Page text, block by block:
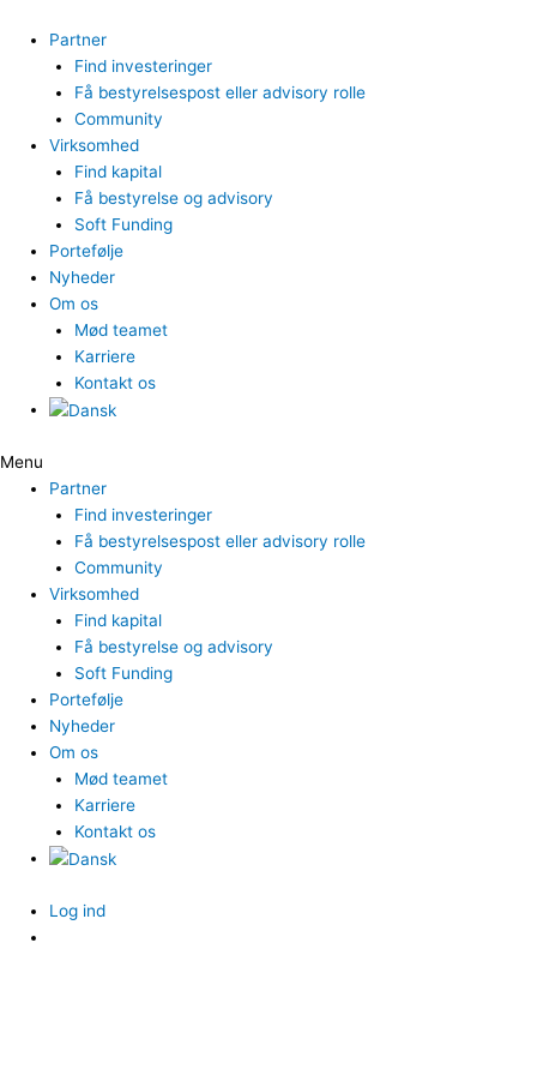
indholdet
Partner
Find investeringer
Få bestyrelsespost eller advisory rolle
Community
Virksomhed
Find kapital
Få bestyrelse og advisory
Soft Funding
Portefølje
Nyheder
Om os
Mød teamet
Karriere
Kontakt os
Menu
Partner
Find investeringer
Få bestyrelsespost eller advisory rolle
Community
Virksomhed
Find kapital
Få bestyrelse og advisory
Soft Funding
Portefølje
Nyheder
Om os
Mød teamet
Karriere
Kontakt os
Log ind